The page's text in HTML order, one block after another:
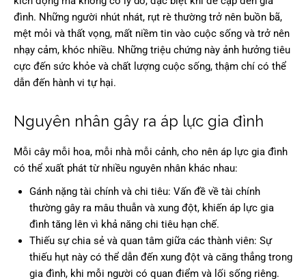
đình. Những người nhút nhát, rụt rè thường trở nên buồn bã,
mệt mỏi và thất vọng, mất niềm tin vào cuộc sống và trở nên
nhạy cảm, khóc nhiều. Những triệu chứng này ảnh hưởng tiêu
cực đến sức khỏe và chất lượng cuộc sống, thậm chí có thể
dẫn đến hành vi tự hại.
Nguyên nhân gây ra áp lực gia đình
Mỗi cây mỗi hoa, mỗi nhà mỗi cảnh, cho nên áp lực gia đình
có thể xuất phát từ nhiều nguyên nhân khác nhau:
Gánh nặng tài chính và chi tiêu: Vấn đề về tài chính
thường gây ra mâu thuẫn và xung đột, khiến áp lực gia
đình tăng lên vì khả năng chi tiêu hạn chế.
Thiếu sự chia sẻ và quan tâm giữa các thành viên: Sự
thiếu hụt này có thể dẫn đến xung đột và căng thẳng trong
gia đình, khi mỗi người có quan điểm và lối sống riêng.